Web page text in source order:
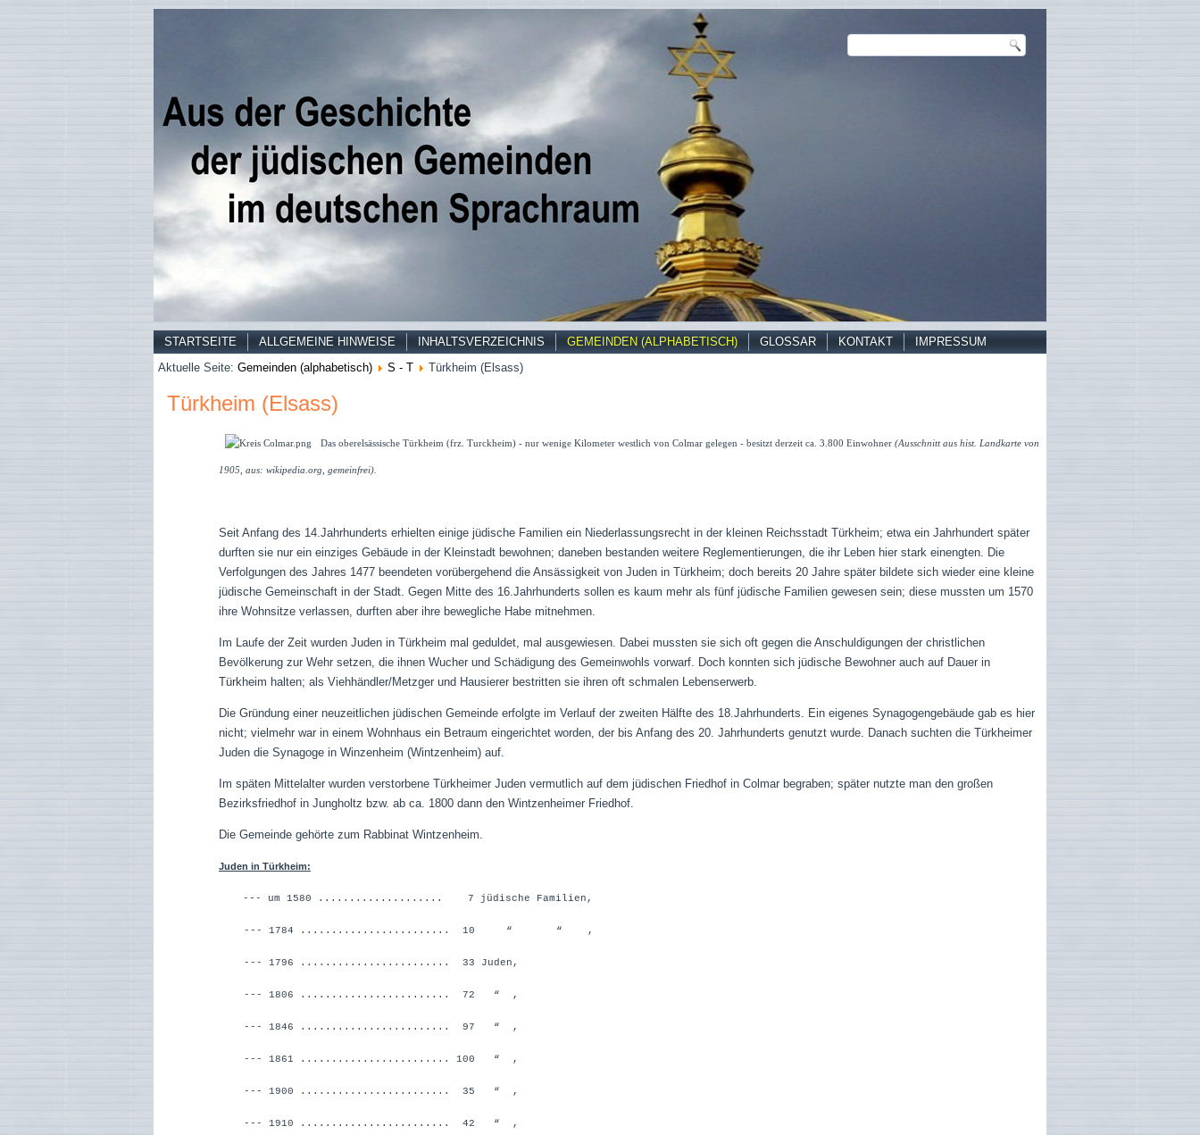
STARTSEITE ALLGEMEINE HINWEISE INHALTSVERZEICHNIS GEMEINDEN (ALPHABETISCH) GLOSSAR KONTAKT
IMPRESSUM
Aktuelle Seite: Gemeinden (alphabetisch) S - T Türkheim (Elsass)
Türkheim (Elsass)
Das oberelsässische Türkheim (frz. Turckheim) - nur wenige Kilometer westlich von Colmar gelegen - besitzt derzeit ca. 3.800 Einwohner(Ausschnitt aus hist. Landkarte von
1905, aus: wikipedia.org, gemeinfrei).
Seit Anfang des 14.Jahrhunderts erhielten einige jüdische Familien ein Niederlassungsrecht in der kleinen Reichsstadt Türkheim; etwa ein Jahrhundert später
durften sie nur ein einziges Gebäude in der Kleinstadt bewohnen; daneben bestanden weitere Reglementierungen, die ihr Leben hier stark einengten. Die
Verfolgungen des Jahres 1477 beendeten vorübergehend die Ansässigkeit von Juden in Türkheim; doch bereits 20 Jahre später bildete sich wieder eine kleine
jüdische Gemeinschaft in der Stadt. Gegen Mitte des 16.Jahrhunderts sollen es kaum mehr als fünf jüdische Familien gewesen sein; diese mussten um 1570
ihre Wohnsitze verlassen, durften aber ihre bewegliche Habe mitnehmen.
Im Laufe der Zeitwurden Juden in Türkheim mal geduldet, mal ausgewiesen. Dabei mussten sie sich oft gegen die Anschuldigungen der christlichen
Bevölkerung zur Wehr setzen, die ihnen Wucher und Schädigung des Gemeinwohls vorwarf. Doch konnten sich jüdische Bewohner auch auf Dauer in
Türkheim halten; als Viehhändler/Metzger und Hausierer bestritten sie ihren oft schmalen Lebenserwerb.
Die Gründung einer neuzeitlichen jüdischen Gemeinde erfolgte im Verlauf der zweiten Hälfte des 18.Jahrhunderts. Ein eigenes Synagogengebäude gab es hier
nicht; vielmehr war in einem Wohnhaus ein Betraum eingerichtet worden, der bis Anfang des 20. Jahrhunderts genutzt wurde. Danach suchten die Türkheimer
Juden die Synagoge in Winzenheim (Wintzenheim) auf.
Im späten Mittelalter wurden verstorbene Türkheimer Juden vermutlich auf dem jüdischen Friedhof in Colmar begraben; später nutzte man den großen
Bezirksfriedhof in Jungholtz bzw. ab ca. 1800 dann den Wintzenheimer Friedhof.
Die Gemeinde gehörte zum Rabbinat Wintzenheim.
Juden in Türkheim:
--- um 1580 .................... 7 jüdische Familien,
--- 1784 ........................ 10 “ “ ,
--- 1796 ........................ 33 Juden,
--- 1806 ........................ 72 “ ,
--- 1846 ........................ 97 “ ,
--- 1861 ........................ 100 “ ,
--- 1900 ........................ 35 “ ,
--- 1910 ........................ 42 “ ,